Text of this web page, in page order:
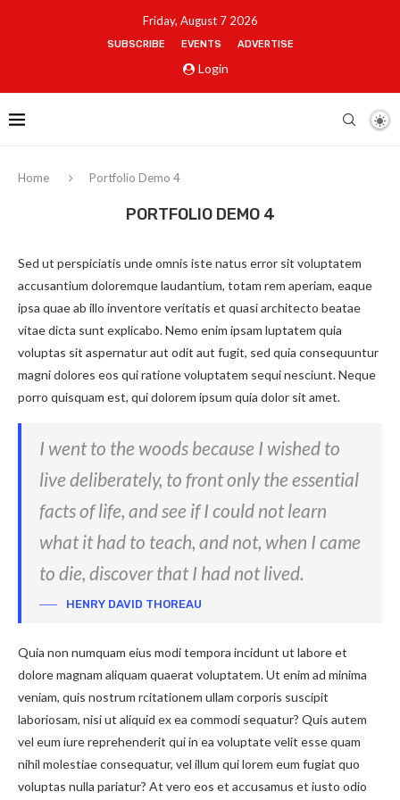
Friday, August 7 2026
SUBSCRIBE EVENTS ADVERTISE
Login
Home Portfolio Demo 4
PORTFOLIO DEMO 4
Sed ut perspiciatis unde omnis iste natus error sit voluptatem
accusantium doloremque laudantium, totam rem aperiam, eaque
ipsa quae ab illo inventore veritatis et quasi architecto beatae
vitae dicta sunt explicabo. Nemo enim ipsam luptatem quia
voluptas sit aspernatur aut odit aut fugit, sed quia consequuntur
magni dolores eos qui ratione voluptatem sequi nesciunt. Neque
porro quisquam est, qui dolorem ipsum quia dolor sit amet.
I went to the woods because I wished to
live deliberately, to front only the essential
facts of life, and see if I could not learn
what it had to teach, and not, when I came
to die, discover that I had not lived.
HENRY DAVID THOREAU
Quia non numquam eius modi tempora incidunt ut labore et
dolore magnam aliquam quaerat voluptatem. Ut enim ad minima
veniam, quis nostrum rcitationem ullam corporis suscipit
laboriosam, nisi ut aliquid ex ea commodi sequatur? Quis autem
vel eum iure reprehenderit qui in ea voluptate velit esse quam
nihil molestiae consequatur, vel illum qui lorem eum fugiat quo
voluptas nulla pariatur? At vero eos et accusamus et iusto odio